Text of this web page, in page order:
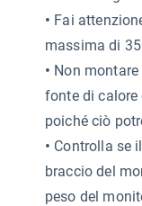
• Fai
massima di
• Non
fonte di calore
poiché ciò
• Controlla se
braccio del
peso del